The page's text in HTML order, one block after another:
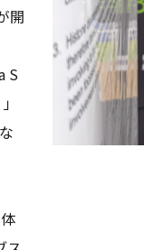
開
S